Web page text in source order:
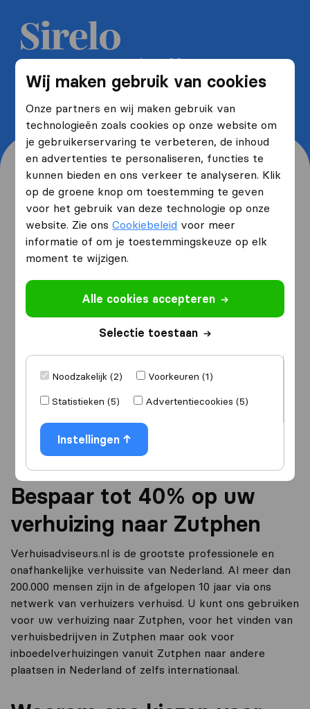
Wij maken gebruik van cookies
Onze partners en wij maken gebruik van
technologieën zoals cookies op onze website om
je gebruikerservaring te verbeteren, de inhoud
en advertenties te personaliseren, functies te
kunnen bieden en ons verkeer te analyseren. Klik
op de groene knop om toestemming te geven
voor het gebruik van deze technologie op onze
website. Zie onsCookiebeleid voor meer
informatie of om je toestemmingskeuze op elk
moment te wijzigen.
Alle cookies accepteren
Selectie toestaan
Noodzakelijk (2)
Voorkeuren (1)
Statistieken (5)
Advertentiecookies (5)
Instellingen
Ontvang 5 gratis offertes van
verhuisbedrijven en bespaar tot
wel 40%
Waar woon je nu en waar
verhuis je naartoe?
Ik ga verhuizenvan
Ik ga verhuizennaar
Ga verder
Bespaar tot 40% op uw
verhuizing naar Zutphen
Verhuisadviseurs.nl is de grootste professionele en
onafhankelijke verhuissite van Nederland. Al meer dan
200.000 mensen zijn in de afgelopen 10 jaar via ons
netwerk van verhuizers verhuisd. U kunt ons gebruiken
voor uw verhuizing naar Zutphen, voor het vinden van
verhuisbedrijven in Zutphen maar ook voor
inboedelverhuizingen vanuit Zutphen naar andere
plaatsen in Nederland of zelfs internationaal.